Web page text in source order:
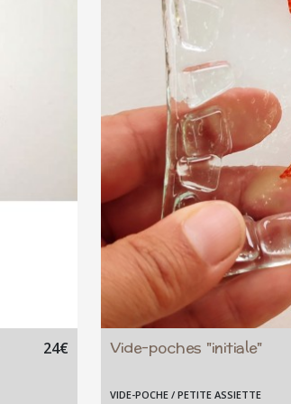
24€ Vide-poches "initiale"
VIDE-POCHE / PETITE ASSIETTE